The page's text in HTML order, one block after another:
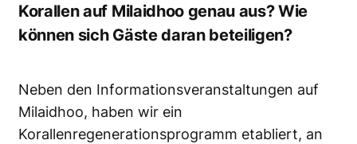
Korallen auf Milaidhoo genau aus? Wie
können sich Gäste daran beteiligen?
Neben den Informationsveranstaltungen auf
Milaidhoo, haben wir ein
Korallenregenerationsprogramm etabliert, an